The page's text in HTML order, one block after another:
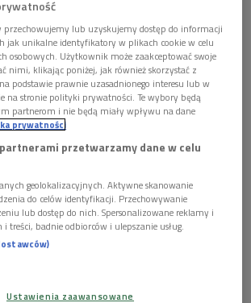
Program 2 Polskiego Radia
przechowujemy lub uzyskujemy dostęp do informacji
jak unikalne identyfikatory w plikach cookie w celu
osobowych. Użytkownik może zaakceptować swoje
nimi, klikając poniżej, jak również skorzystać z
podstawie prawnie uzasadnionego interesu lub w
na stronie polityki prywatności. Te wybory będą
partnerom i nie będą miały wpływu na dane
prywatności
przetwarzamy dane w celu
geolokalizacyjnych. Aktywne skanowanie
do celów identyfikacji. Przechowywanie
lub dostęp do nich. Spersonalizowane reklamy i
treści, badnie odbiorców i ulepszanie usług.
Ustawienia zaawansowane